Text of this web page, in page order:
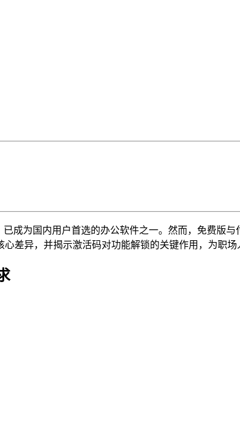
成为国内用户首选的办公软件之一。然而，免费版
差异，并揭示激活码对功能解锁的关键作用，为职场